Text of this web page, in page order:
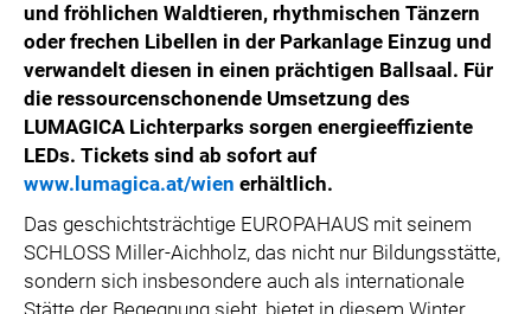
und fröhlichen Waldtieren, rhythmischen Tänzern
oder frechen Libellen in der Parkanlage Einzug und
verwandelt diesen in einen prächtigen Ballsaal . Für
die ressourcenschonende Umsetzung des
LUMAGICA Lichterparks sorgen energieeffiziente
LEDs. Tickets sind ab sofort auf
www.lumagica.at/wien erhältlich.
Das geschichtsträchtige EUROPAHAUS mit seinem
SCHLOSS Miller-Aichholz, das nicht nur Bildungsstätte,
sondern sich insbesondere auch als internationale